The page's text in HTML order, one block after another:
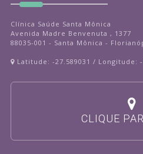
Clínica Saúde Santa Mônica
Avenida Madre Benvenuta , 1377
88035-001 - Santa Mônica -
Latitude: -27.589031 / Longitude: -
CLIQUE